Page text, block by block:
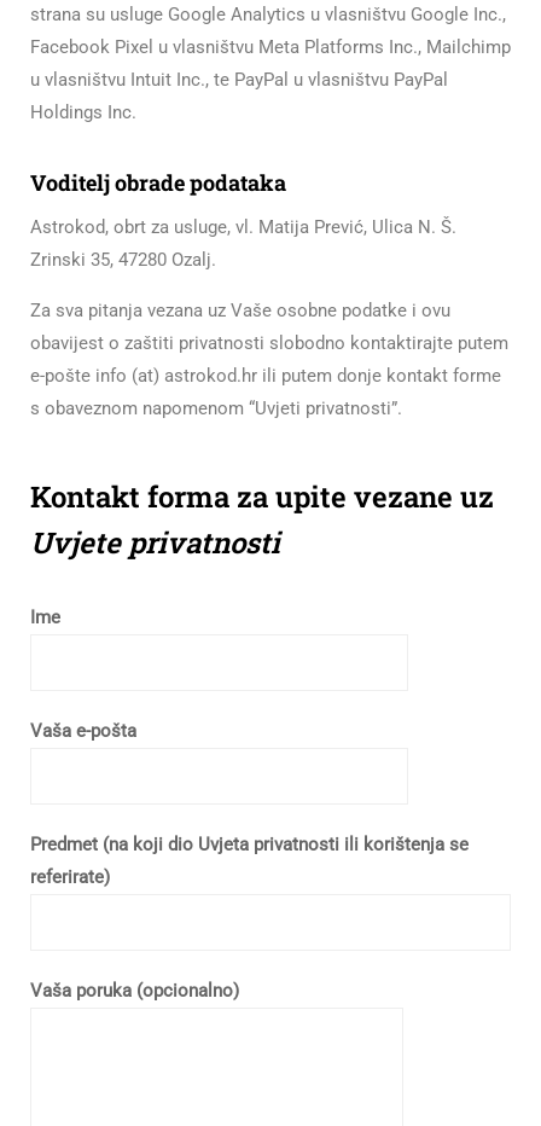
strana su usluge Google Analytics u vlasništvu Google Inc.,
Facebook Pixel u vlasništvu Meta Platforms Inc., Mailchimp
u vlasništvu Intuit Inc., te PayPal u vlasništvu PayPal
Holdings Inc.
Voditelj obrade podataka
Astrokod, obrt za usluge, vl. Matija Prević, Ulica N. Š.
Zrinski 35, 47280 Ozalj.
Za sva pitanja vezana uz Vaše osobne podatke i ovu
obavijest o zaštiti privatnosti slobodno kontaktirajte putem
e-pošte info (at) astrokod.hr ili putem donje kontakt forme
s obaveznom napomenom “Uvjeti privatnosti”.
Kontakt forma za upite vezane uz
Uvjete privatnosti
Ime
Vaša e-pošta
Predmet (na koji dio Uvjeta privatnosti ili korištenja se
referirate)
Vaša poruka (opcionalno)